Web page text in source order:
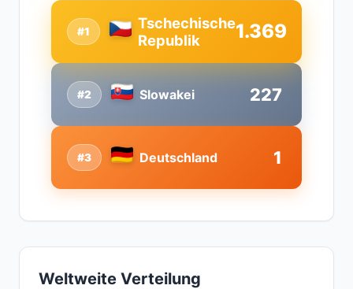
#2 Slowakei 227
#1
Tschechische
Republik
1.369
#3 Deutschland 1
Weltweite Verteilung